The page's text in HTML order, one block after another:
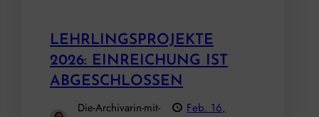
LEHRLINGSPROJEKTE
2026: EINREICHUNG IST
ABGESCHLOSSEN
Die-Archivarin-mit-
Feb. 16,